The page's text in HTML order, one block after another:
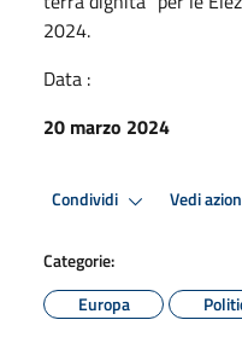
2024.
Data :
20 marzo 2024
Condividi Vedi
Categorie:
Europa